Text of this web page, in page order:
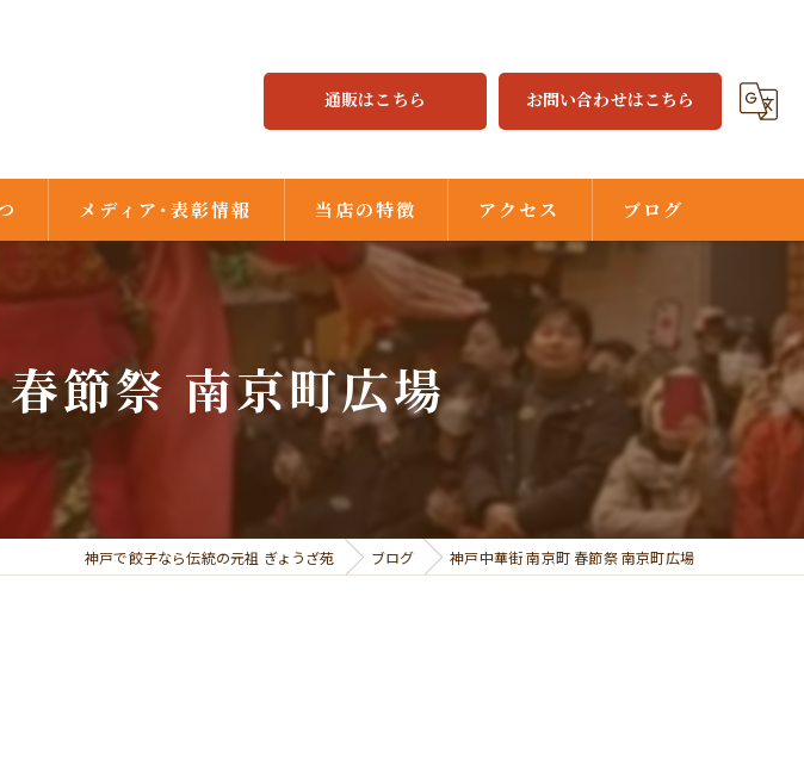
通販はこちら お問い合わせはこちら
メディア･表彰情報 当店の特徴
水餃子
ジャジャ麺
中華街
アクセス ブログ
節祭 南京町広場
神戸で餃子なら伝統の元祖 ぎょうざ苑 ブログ 神戸中華街 南京町 春節祭 南京町広場